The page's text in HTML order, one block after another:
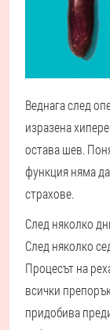
Веднага след
изразена
остава шев.
функция няма
страхове.
След няколко
След няколко
Процесът на
всички
придобива